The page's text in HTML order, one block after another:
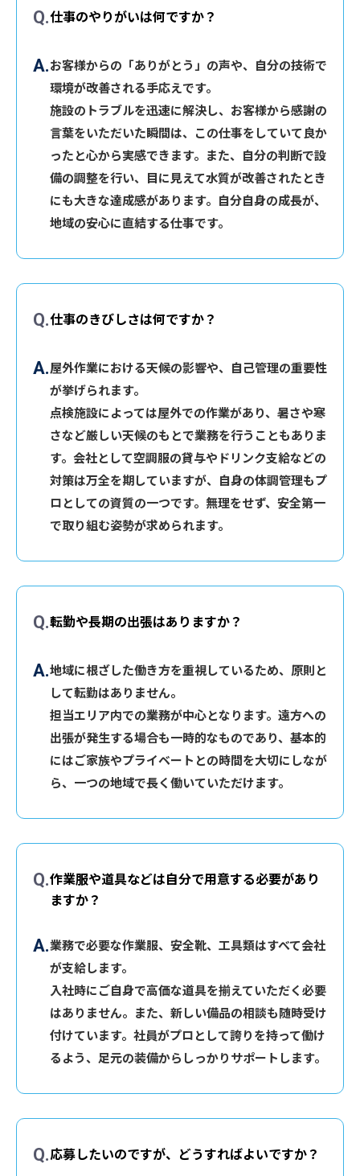
仕事のやりがいは何ですか？
お客様からの「ありがとう」の声や、自分の技術で
環境が改善される手応えです。
施設のトラブルを迅速に解決し、お客様から感謝の
言葉をいただいた瞬間は、この仕事をしていて良か
ったと心から実感できます。また、自分の判断で設
備の調整を行い、目に見えて水質が改善されたとき
にも大きな達成感があります。自分自身の成長が、
地域の安心に直結する仕事です。
仕事のきびしさは何ですか？
屋外作業における天候の影響や、自己管理の重要性
が挙げられます。
点検施設によっては屋外での作業があり、暑さや寒
さなど厳しい天候のもとで業務を行うこともありま
す。会社として空調服の貸与やドリンク支給などの
対策は万全を期していますが、自身の体調管理もプ
ロとしての資質の一つです。無理をせず、安全第一
で取り組む姿勢が求められます。
転勤や長期の出張はありますか？
地域に根ざした働き方を重視しているため、原則と
して転勤はありません。
担当エリア内での業務が中心となります。遠方への
出張が発生する場合も一時的なものであり、基本的
にはご家族やプライベートとの時間を大切にしなが
ら、一つの地域で長く働いていただけます。
作業服や道具などは自分で用意する必要があり
ますか？
業務で必要な作業服、安全靴、工具類はすべて会社
が支給します。
入社時にご自身で高価な道具を揃えていただく必要
はありません。また、新しい備品の相談も随時受け
付けています。社員がプロとして誇りを持って働け
るよう、足元の装備からしっかりサポートします。
応募したいのですが、どうすればよいですか？